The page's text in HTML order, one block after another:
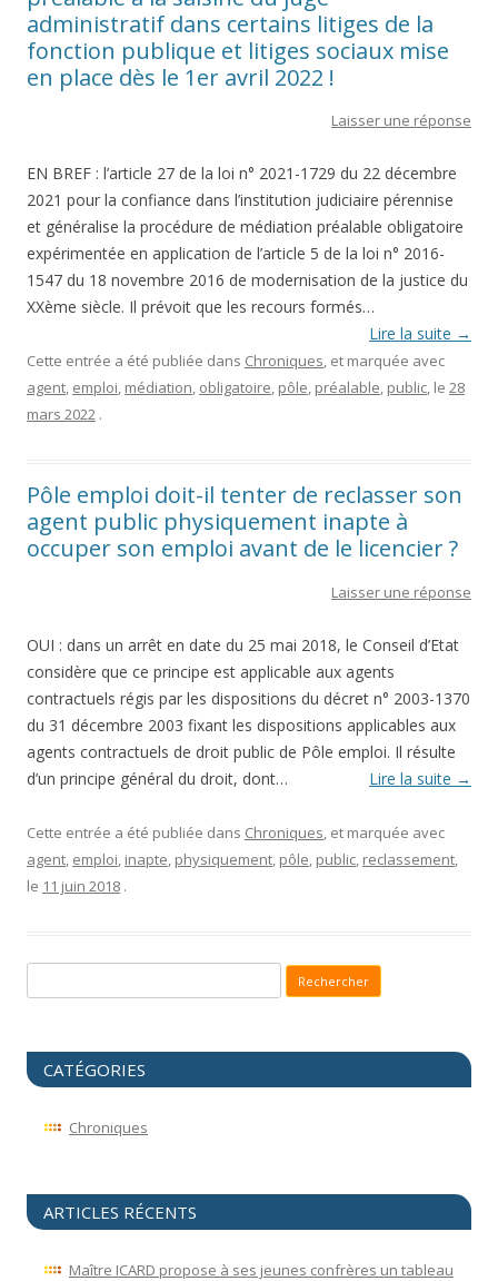
administratif dans certains litiges de la
fonction publique et litiges sociaux mise
en place dès le 1er avril 2022 !
Laisser une réponse
EN BREF : l’article 27 de la loi n° 2021-1729 du 22 décembre
2021 pour la confiance dans l’institution judiciaire pérennise
et généralise la procédure de médiation préalable obligatoire
expérimentée en application de l’article 5 de la loi n° 2016-
1547 du 18 novembre 2016 de modernisation de la justice du
XXème siècle. Il prévoit que les recours formés…
Lire la suite →
Cette entrée a été publiée dans Chroniques, et marquée avec
agent, emploi, médiation, obligatoire, pôle, préalable, public, le 28
mars 2022 .
Pôle emploi doit-il tenter de reclasser son
agent public physiquement inapte à
occuper son emploi avant de le licencier ?
Laisser une réponse
OUI : dans un arrêt en date du 25 mai 2018, le Conseil d’Etat
considère que ce principe est applicable aux agents
contractuels régis par les dispositions du décret n° 2003-1370
du 31 décembre 2003 fixant les dispositions applicables aux
agents contractuels de droit public de Pôle emploi. Il résulte
d’un principe général du droit, dont…
Lire la suite →
Cette entrée a été publiée dans Chroniques , et marquée avec
agent emploi inapte physiquement pôle public reclassement
le 11 juin 2018 .
CATÉGORIES
Chroniques
ARTICLES RÉCENTS
Maître ICARD propose à ses jeunes confrères un tableau